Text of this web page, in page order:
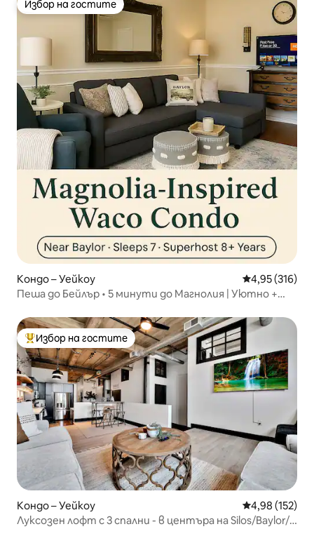
Избор на гостите
Избор на гостите
Кондо – Уейкоу Средна
4,95 (316)
Пеша до Бейлър • 5 минути до Магнолия | Уютно +
Най-популярен избор на гостите
Избор на гостите
Кондо – Уейкоу Средна
4,98 (152)
Луксозен лофт с 3 спални - в центъра на Silos/Baylor/